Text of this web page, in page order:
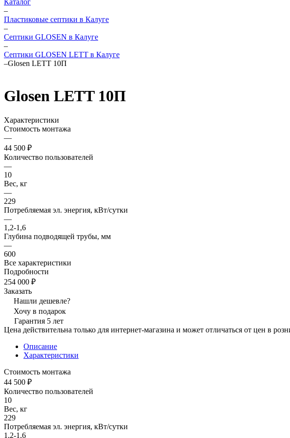
Каталог
–
Пластиковые септики в Калуге
–
Септики GLOSEN в Калуге
–
Септики GLOSEN LETT в Калуге
–Glosen LETT 10П
Glosen LETT 10П
Характеристики
Стоимость монтажа
—
44 500 ₽
Количество пользователей
—
10
Вес, кг
—
229
Потребляемая эл. энергия, кВт/сутки
—
1,2-1,6
Глубина подводящей трубы, мм
—
600
Все характеристики
Подробности
254 000 ₽
Заказать
Нашли дешевле?
Хочу в подарок
Гарантия 5 лет
Цена действительна только для интернет-магазина и может отличаться от цен в
Описание
Характеристики
Стоимость монтажа
44 500 ₽
Количество пользователей
10
Вес, кг
229
Потребляемая эл. энергия, кВт/сутки
1,2-1,6